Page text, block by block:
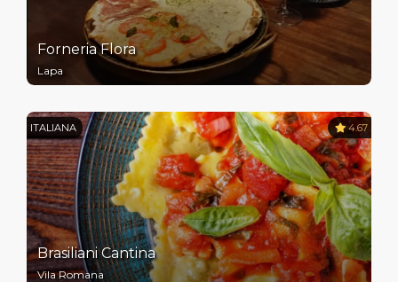
Forneria Flora
Lapa
ITALIANA 4.67
Brasiliani Cantina
Vila Romana